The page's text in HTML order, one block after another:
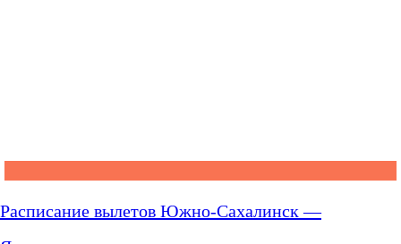
Расписание вылетов Южно-Сахалинск —